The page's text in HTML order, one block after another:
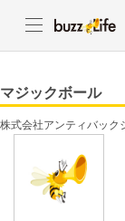
マジックボール
株式会社アンティバック